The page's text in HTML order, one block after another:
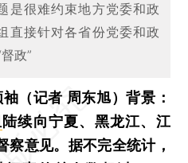
是很难约束地方党委和政
直接针对各省份党委和政
政”
（记者 周东旭）背景：
陆续向宁夏、黑龙江、江
察意见。据不完全统计，